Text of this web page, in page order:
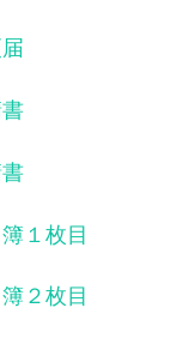
１枚目
２枚目